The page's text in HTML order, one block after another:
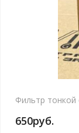
Фильтр тонкой
650руб.